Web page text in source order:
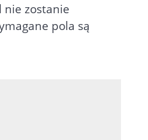
nie zostanie
pola są